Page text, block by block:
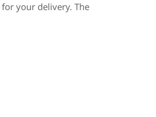
your delivery. The